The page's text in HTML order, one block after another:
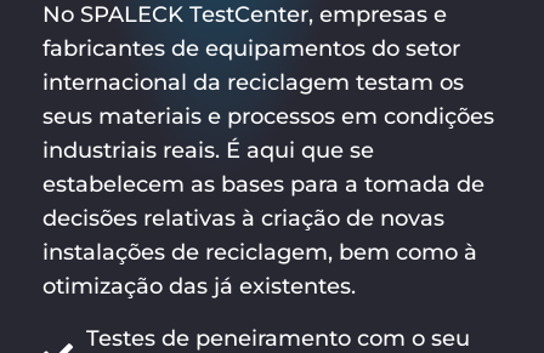
No SPALECK TestCenter, empresas e
fabricantes de equipamentos do setor
internacional da reciclagem testam os
seus materiais e processos em condições
industriais reais. É aqui que se
estabelecem as bases para a tomada de
decisões relativas à criação de novas
instalações de reciclagem, bem como à
otimização das já existentes.
Testes de peneiramento com o seu